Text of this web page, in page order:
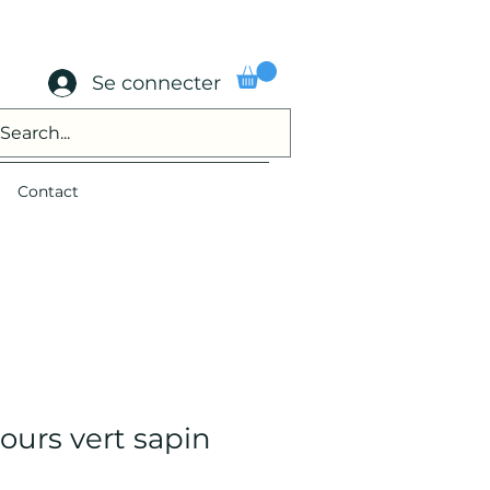
Se connecter
Contact
vert sapin